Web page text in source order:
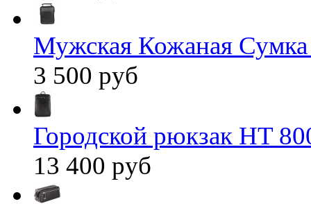
Мужская Кожаная
3 500 руб
Городской рюкзак HT
13 400 руб